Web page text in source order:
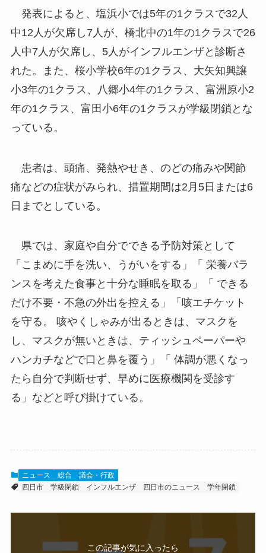
発表によると、塩浜小では5年の1クラスで32人
中12人が欠席し7人が、橋北中の1年の1クラスで26
人中7人が欠席し、5人がインフルエンザと診断さ
れた。また、桜小学校6年の1クラス、大矢知興譲
小3年の1クラス、八郷小4年の1クラス、富洲原小2
年の1クラス、富田小6年の1クラスが学級閉鎖とな
っている。
患者は、頭痛、発熱やせき、のどの痛みや関節
痛などの症状がみられ、措置期間は2月5日または6
日までとしている。
県では、家庭や自分でできる予防対策として
「こまめに手を洗い、うがいをする」「 栄養バラ
ンスを考えた食事と十分な睡眠を取る」「 できる
だけ不要・不急の外出を控える」「咳エチケット
を守る。 咳やくしゃみが出るときは、マスクを
し、マスクが無いときは、ティッシュペーパーや
ハンカチなどで口と鼻を覆う」「 体調が悪くなっ
たら自分で判断せず、早めに医療機関を受診す
る」などと呼び掛けている。
ニュース 総合
議会・行政
四日市
学級閉鎖 インフルエンザ 四日市のニュース 学年閉鎖
この記事が気に入ったら